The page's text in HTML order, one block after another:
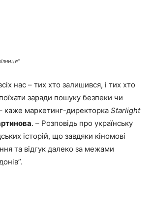
нас – тих хто залишився, і тих хто
заради пошуку безпеки чи
каже маркетинг-директорка Starlight
. – Розповідь про українську
історій, що завдяки кіномові
та відгук далеко за межами